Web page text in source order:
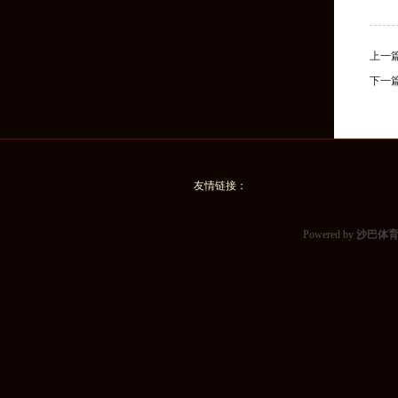
上一
下一
友情链接：
Powered by 沙巴体